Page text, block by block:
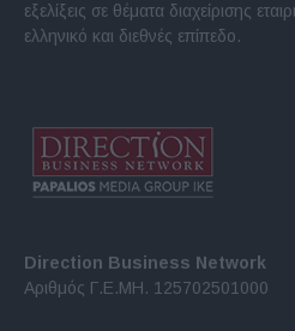
εξελίξεις σε θέματα διαχείρισης
ελληνικό και διεθνές επίπεδο.
Direction Business Network
Αριθμός Γ.Ε.ΜΗ. 125702501000